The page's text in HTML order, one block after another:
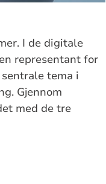
I de digitale
representant for
tema i
Gjennom
med de tre